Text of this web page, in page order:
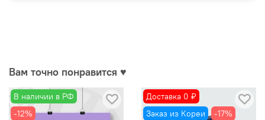
Вам точно понравится ♥
В наличии в РФ
-12%
Доставка 0 ₽
Заказ из Кореи
-17%